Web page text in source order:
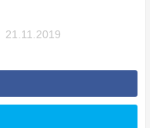
21.11.2019